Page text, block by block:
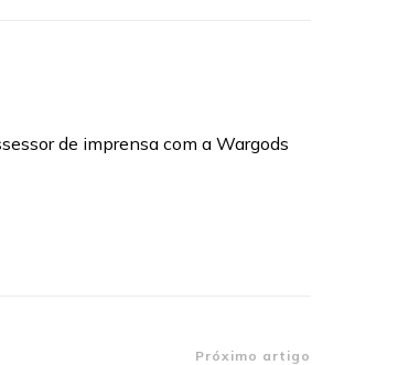
de imprensa com a Wargods
Próximo artigo